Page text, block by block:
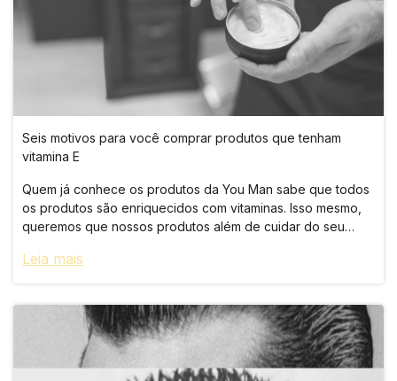
Seis motivos para você comprar produtos que tenham
vitamina E
Quem já conhece os produtos da You Man sabe que todos
os produtos são enriquecidos com vitaminas. Isso mesmo,
queremos que nossos produtos além de cuidar do seu
Leia mais